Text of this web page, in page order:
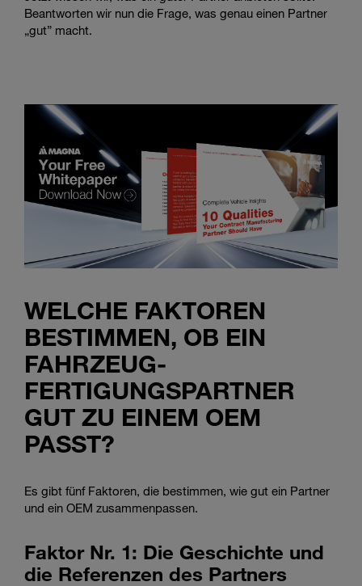
Beantworten wir nun die Frage, was genau einen Partner
„gut” macht.
WELCHE FAKTOREN
BESTIMMEN, OB EIN
FAHRZEUG-
FERTIGUNGSPARTNER
GUT ZU EINEM OEM
PASST?
Es gibt fünf Faktoren, die bestimmen, wie gut ein Partner
und ein OEM zusammenpassen.
Faktor Nr. 1: Die Geschichte und
die Referenzen des Partners